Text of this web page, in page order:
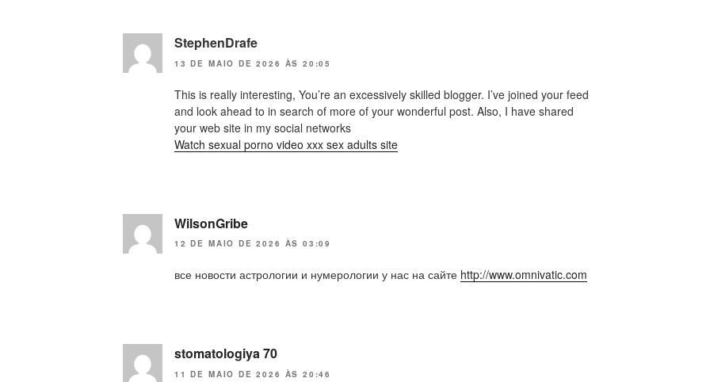
StephenDrafe
13 DE MAIO DE 2026 ÀS 20:05
This is really interesting, You’re an excessively skilled blogger. I’ve joined your feed
and look ahead to in search of more of your wonderful post. Also, I have shared
your web site in my social networks
Watch sexual porno video xxx sex adults site
WilsonGribe
12 DE MAIO DE 2026 ÀS 03:09
все новости астрологии и нумерологии у нас на сайте http://www.omnivatic.com
stomatologiya 70
11 DE MAIO DE 2026 ÀS 20:46